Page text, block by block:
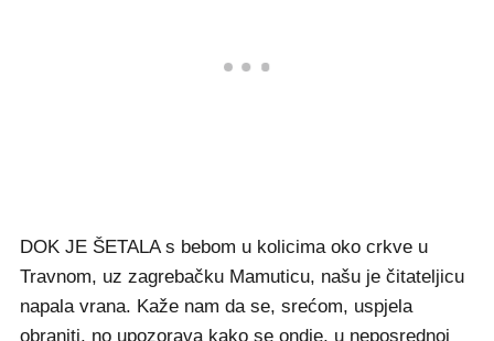
DOK JE ŠETALA s bebom u kolicima oko crkve u
Travnom, uz zagrebačku Mamuticu, našu je čitateljicu
napala vrana. Kaže nam da se, srećom, uspjela
obraniti, no upozorava kako se ondje, u neposrednoj